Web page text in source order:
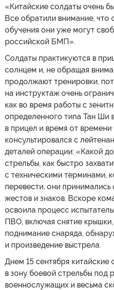
«Китайские солдаты очень
Все обратили внимание, что
обучения они уже могут
российской БМП».
Солдаты практикуются в
солнцем и, не обращая
продолжают тренировки,
на инструктаж очень
как во время работы с
определенного типа Тан Ши
в прицел и время от времени
консультировался с
деталей операции: «Какой
стрельбы, как быстро
с техническими терминами,
перевести, они
жестов и знаков. Вскоре
освоила процесс
ПВО, включая снятие
поднимание снаряда,
и произведение выстрела.
Днем 15 сентября
в зону боевой стрельбы под
военнослужащих и весьма